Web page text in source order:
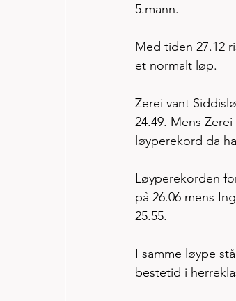
5.mann.
Med tiden 27.12
et normalt løp.
Zerei vant
24.49. Mens
løyperekord da
Løyperekorden
på 26.06 mens
25.55.
I samme løype
bestetid i